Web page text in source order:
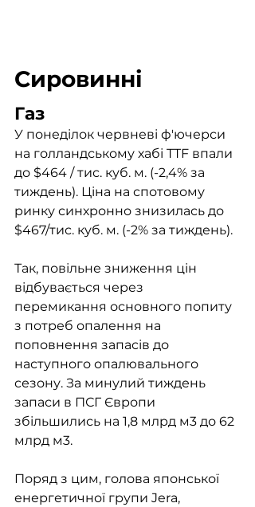
Сировинні
Газ
У понеділок червневі ф'ючерси
на голландському хабі TTF впали
до $464 / тис. куб. м. (-2,4% за
тиждень). Ціна на спотовому
ринку синхронно знизилась до
$467/тис. куб. м. (-2% за тиждень).
Так, повільне зниження цін
відбувається через
перемикання основного попиту
з потреб опалення на
поповнення запасів до
наступного опалювального
сезону. За минулий тиждень
запаси в ПСГ Європи
збільшились на 1,8 млрд м3 до 62
млрд м3.
Поряд з цим, голова японської
енергетичної групи Jera,